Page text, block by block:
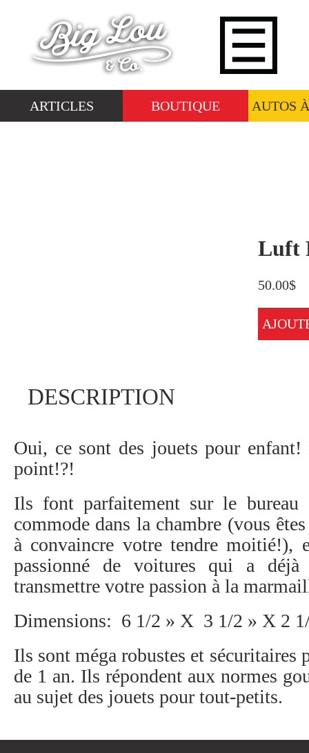
Sur-La-Route
BOUTIQUE
AUTOS À VENDRE
À PROPOS
CONTACT
INSCRIPTION
ARTICLES BOUTIQUE AUTOS
Luft
50.00$
DESCRIPTION
Oui, ce sont des jouets pour
point!?!
Ils font parfaitement sur le bureau
commode dans la chambre (vous
à convaincre votre tendre moitié!),
passionné de voitures qui a
transmettre votre passion à la
Dimensions: 6 1/2 » X 3 1/2 » X 2
Ils sont méga robustes et sécuritaires
de 1 an. Ils répondent aux normes
au sujet des jouets pour tout-petits.